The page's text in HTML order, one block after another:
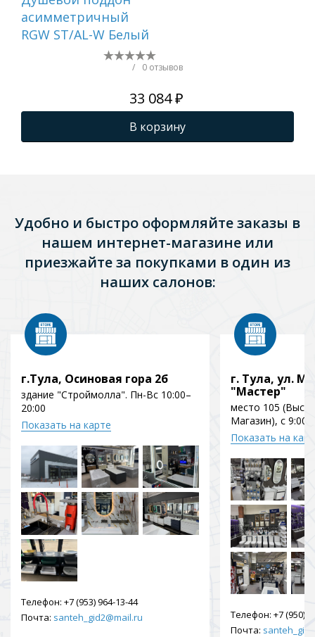
асимметричный
RGW ST/AL-W Белый
/ 0 отзывов
33 084 ₽
В корзину
Удобно и быстро оформляйте заказы в
нашем интернет-магазине или
приезжайте за покупками в один из
наших салонов:
г.Тула, Осиновая гора 2б
здание "Строймолла". Пн-Вс 10:00–
20:00
Показать на карте
Телефон: +7 (953) 964-13-44
Почта: santeh_gid2@mail.ru
г. Тула, ул.
"Мастер"
место 105
Магазин), с 9:00
Показать на
Телефон: +7 (950)
Почта: